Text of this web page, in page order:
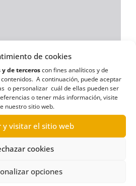
de cookies
de terceroscon fines analíticos y de
A continuación, puede aceptar
o personalizar cuál de ellas pueden ser
o tener más información, visite
nuestro sitio web.
y visitar el sitio web
cookies
opciones